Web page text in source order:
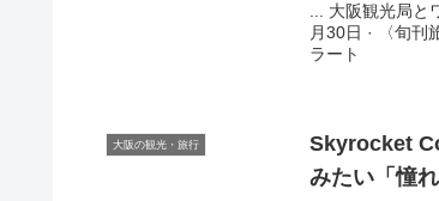
... 大阪観光局と
月30日 · 〈旬
ラート
大阪の観光・旅行 Skyrocket
みたい「憧